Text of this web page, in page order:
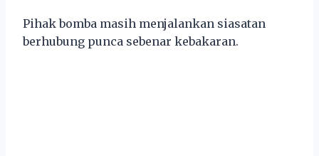
Pihak bomba masih menjalankan siasatan
berhubung punca sebenar kebakaran.